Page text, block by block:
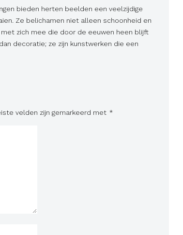
bieden herten beelden een veelzijdige
Ze belichamen niet alleen schoonheid en
zich mee die door de eeuwen heen blijft
decoratie; ze zijn kunstwerken die een
velden zijn gemarkeerd met *